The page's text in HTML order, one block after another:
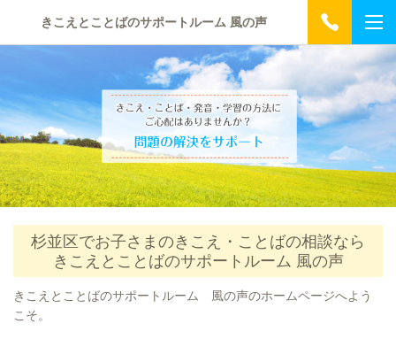
きこえとことばのサポートルーム 風の声
杉並区でお子さまのきこえ・ことばの相談なら
きこえとことばのサポートルーム 風の声
きこえとことばのサポートルーム 風の声のホームページへよう
こそ。